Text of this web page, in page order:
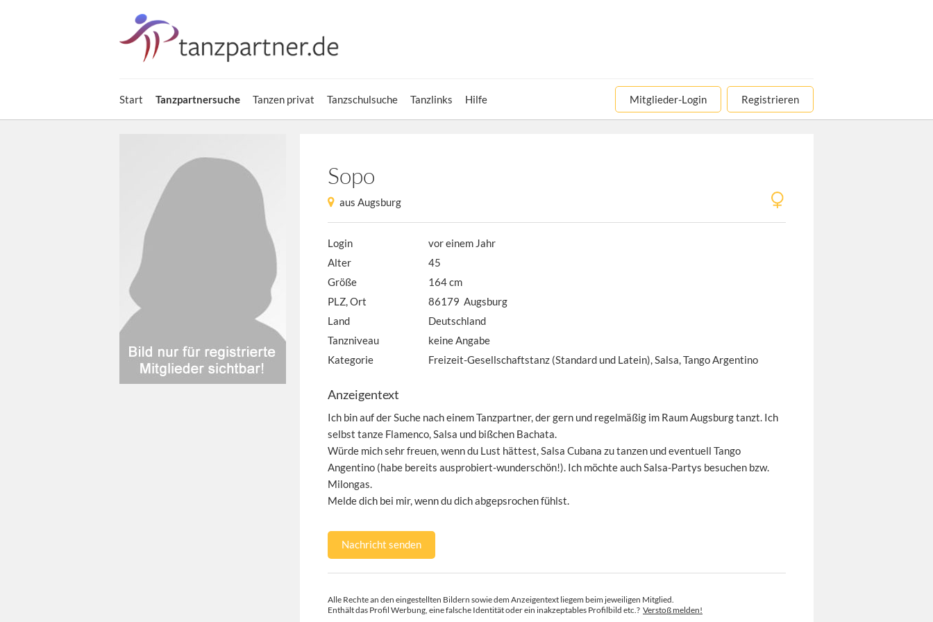
Start Tanzpartnersuche Tanzen privat Tanzschulsuche Tanzlinks Hilfe Mitglieder-Login Registrieren
Sopo
aus Augsburg
Login
vor einem Jahr
Alter
45
Größe
164 cm
PLZ, Ort
86179 Augsburg
Land
Deutschland
Tanzniveau
keine Angabe
Kategorie
Freizeit-Gesellschaftstanz (Standard und Latein), Salsa, Tango Argentino
Anzeigentext
Ich bin auf der Suche nach einem Tanzpartner, der gern und regelmäßig im Raum Augsburg tanzt. Ich
selbst tanze Flamenco, Salsa und bißchen Bachata.
Würde mich sehr freuen, wenn du Lust hättest, Salsa Cubana zu tanzen und eventuell Tango
Angentino (habe bereits ausprobiert-wunderschön!). Ich möchte auch Salsa-Partys besuchen bzw.
Milongas.
Melde dich bei mir, wenn du dich abgepsrochen fühlst.
Nachricht senden
Alle Rechte an den eingestellten Bildern sowie dem Anzeigentext liegem beim jeweiligen Mitglied.
Enthält das Profil Werbung, eine falsche Identität oder ein inakzeptables Profilbild etc.? Verstoß melden!